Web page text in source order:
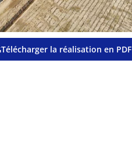
Télécharger la réalisation en PDF